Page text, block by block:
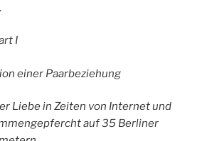
.
I
einer Paarbeziehung
Liebe in Zeiten von Internet und
auf 35 Berliner